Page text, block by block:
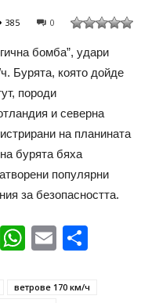
0
385
бомба”, удари
Бурята, която дойде
породи
и северна
на планината
бурята бяха
популярни
за безопасността.
Pinterest
WhatsApp
Email
ветрове 170 км/ч